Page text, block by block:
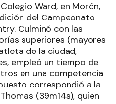
Ward, en Morón,
del Campeonato
Culminó con las
superiores (mayores
de la ciudad,
empleó un tiempo de
en una competencia
correspondió a la
(39m14s), quien